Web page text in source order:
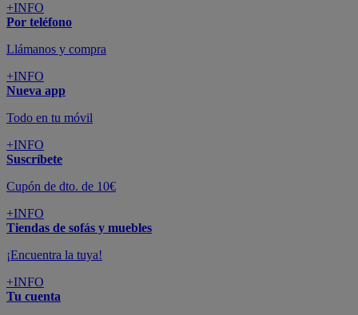
+INFO
Por teléfono
Llámanos y compra
+INFO
Nueva app
Todo en tu móvil
+INFO
Suscríbete
Cupón de dto. de 10€
+INFO
Tiendas de sofás y muebles
¡Encuentra la tuya!
+INFO
Tu cuenta